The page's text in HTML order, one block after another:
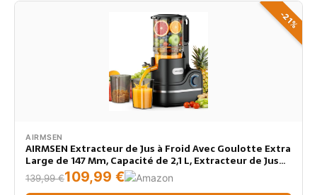
-21%
AIRMSEN
AIRMSEN Extracteur de Jus à Froid Avec Goulotte Extra
Large de 147 Mm, Capacité de 2,1 L, Extracteur de Jus
pour Fruits et Légumes, Moteur de 300 W, Extraction
à Spirale Lente 7+1
139,99 €109,99 €